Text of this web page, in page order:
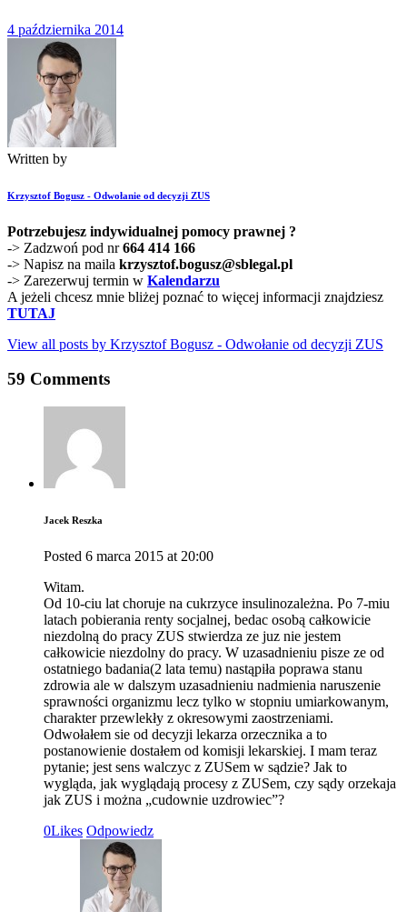
4 października 2014
Written by
Krzysztof Bogusz - Odwołanie od decyzji ZUS
Potrzebujesz indywidualnej pomocy prawnej ?
-> Zadzwoń pod nr664 414 166
-> Napisz na maila krzysztof.bogusz@sblegal.pl
-> Zarezerwuj termin w Kalendarzu
A jeżeli chcesz mnie bliżej poznać to więcej informacji znajdziesz
TUTAJ
View all posts by Krzysztof Bogusz - Odwołanie od decyzji ZUS
59 Comments
Jacek Reszka
Posted 6 marca 2015 at 20:00
Witam.
Od 10-ciu lat choruje na cukrzyce insulinozależna. Po 7-miu
latach pobierania renty socjalnej, bedac osobą całkowicie
niezdolną do pracy ZUS stwierdza ze juz nie jestem
całkowicie niezdolny do pracy. W uzasadnieniu pisze ze od
ostatniego badania(2 lata temu) nastąpiła poprawa stanu
zdrowia ale w dalszym uzasadnieniu nadmienia naruszenie
sprawności organizmu lecz tylko w stopniu umiarkowanym,
charakter przewlekły z okresowymi zaostrzeniami.
Odwołałem sie od decyzji lekarza orzecznika a to
postanowienie dostałem od komisji lekarskiej. I mam teraz
pytanie; jest sens walczyc z ZUSem w sądzie? Jak to
wygląda, jak wyglądają procesy z ZUSem, czy sądy orzekaja
jak ZUS i można „cudownie uzdrowiec”?
0Likes Odpowiedz